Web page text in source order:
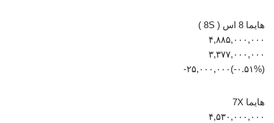
هایما 8 اس ( 8S )
۴,۸۸۵,۰۰۰,۰۰۰
۳,۳۷۷,۰۰۰,۰۰۰
(‎-۰.۵۱%‏)‎-۲۵,۰۰۰,۰۰۰‏
هایما 7X
۴,۵۳۰,۰۰۰,۰۰۰